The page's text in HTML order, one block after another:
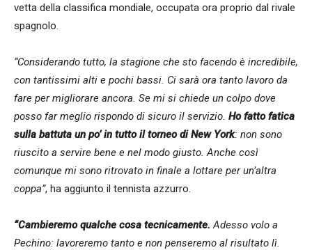
vetta della classifica mondiale, occupata ora proprio dal rivale
spagnolo.
“Considerando tutto, la stagione che sto facendo è incredibile,
con tantissimi alti e pochi bassi. Ci sarà ora tanto lavoro da
fare per migliorare ancora. Se mi si chiede un colpo dove
posso far meglio rispondo di sicuro il servizio. Ho fatto fatica
sulla battuta un po’ in tutto il torneo di New York: non sono
riuscito a servire bene e nel modo giusto. Anche così
comunque mi sono ritrovato in finale a lottare per un’altra
coppa”, ha aggiunto il tennista azzurro.
“Cambieremo qualche cosa tecnicamente. Adesso volo a
Pechino: lavoreremo tanto e non penseremo al risultato lì.